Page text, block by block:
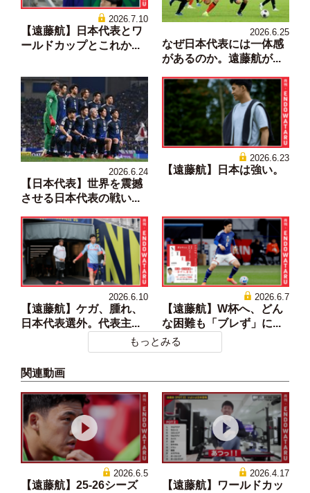
2026.7.10
【遠藤航】日本代表とワ
ールドカップとこれか...
2026.6.25
なぜ日本代表には一体感
があるのか。遠藤航が...
2026.6.24
【日本代表】世界を震撼
させる日本代表の戦い...
2026.6.23
【遠藤航】日本は強い。
2026.6.10
【遠藤航】ケガ、腫れ、
日本代表選外。代表主...
2026.6.7
【遠藤航】W杯へ、どん
な困難も「ブレず」に...
もっとみる
関連動画
2026.6.5
【遠藤航】25-26シーズ
2026.4.17
【遠藤航】ワールドカッ